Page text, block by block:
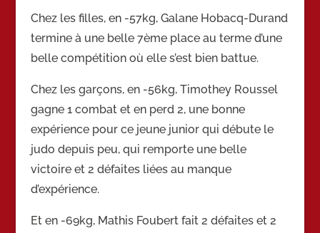
Chez les filles, en -57kg, Galane Hobacq-Durand
termine à une belle 7ème place au terme d’une
belle compétition où elle s’est bien battue.
Chez les garçons, en -56kg, Timothey Roussel
gagne 1 combat et en perd 2, une bonne
expérience pour ce jeune junior qui débute le
judo depuis peu, qui remporte une belle
victoire et 2 défaites liées au manque
d’expérience.
Et en -69kg, Mathis Foubert fait 2 défaites et 2